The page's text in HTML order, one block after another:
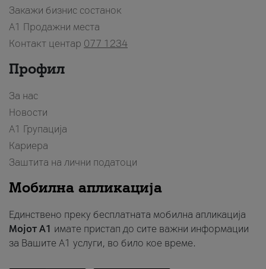
Закажи бизнис состанок
A1 Продажни места
Контакт центар 077 1234
Профил
За нас
Новости
А1 Групација
Кариера
Заштита на лични податоци
Мобилна апликација
Единствено преку бесплатната мобилна апликација
Мојот A1 имате пристап до сите важни информации
за Вашите A1 услуги, во било кое време.